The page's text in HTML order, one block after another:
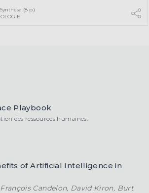
(8 p.)
Playbook
des ressources humaines.
of Artificial Intelligence in
Candelon, David Kiron, Burt